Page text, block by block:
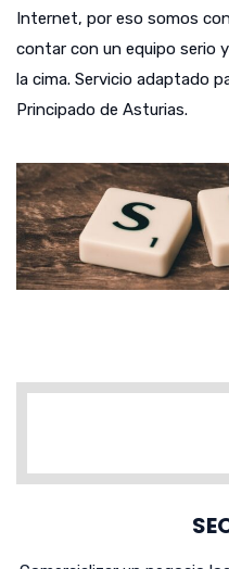
Internet, por eso somos
contar con un equipo serio
la cima. Servicio adaptado
Principado de Asturias.